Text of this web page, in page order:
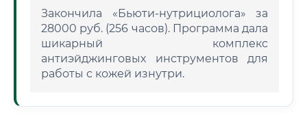
Закончила «Бьюти-нутрициолога» за
28000 руб. (256 часов). Программа дала
шикарный комплекс
антиэйджинговых инструментов для
работы с кожей изнутри.